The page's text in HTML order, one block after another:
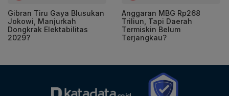
Gibran Tiru Gaya Blusukan
Jokowi, Manjurkah
Dongkrak Elektabilitas
2029?
Anggaran MBG Rp268
Triliun, Tapi Daerah
Termiskin Belum
Terjangkau?